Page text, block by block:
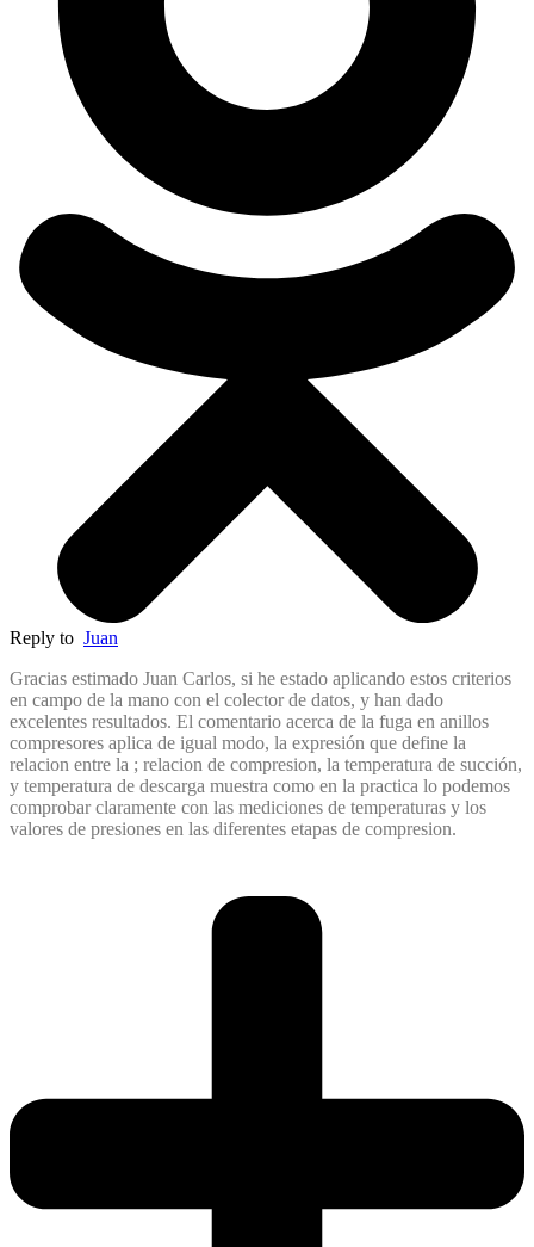
Reply to Juan
Gracias estimado Juan Carlos, si he estado aplicando estos criterios
en campo de la mano con el colector de datos, y han dado
excelentes resultados. El comentario acerca de la fuga en anillos
compresores aplica de igual modo, la expresión que define la
relacion entre la ; relacion de compresion, la temperatura de succión,
y temperatura de descarga muestra como en la practica lo podemos
comprobar claramente con las mediciones de temperaturas y los
valores de presiones en las diferentes etapas de compresion.